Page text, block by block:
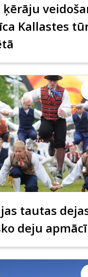
ķērāju
Kallastes
tautas
deju